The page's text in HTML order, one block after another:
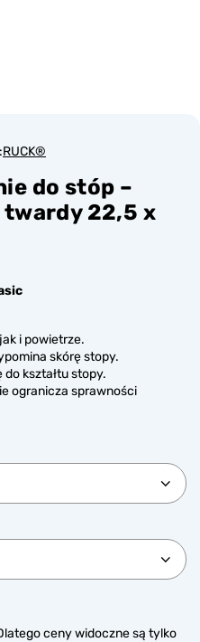
RUCK®
do stóp –
twardy 22,5 x
i powietrze.
skórę stopy.
kształtu stopy.
ogranicza sprawności
ceny widoczne są tylko